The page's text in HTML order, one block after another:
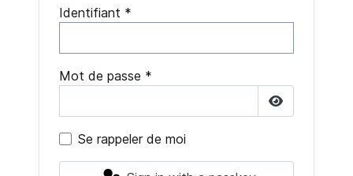
Identifiant *
Mot de passe *
Se rappeler de moi